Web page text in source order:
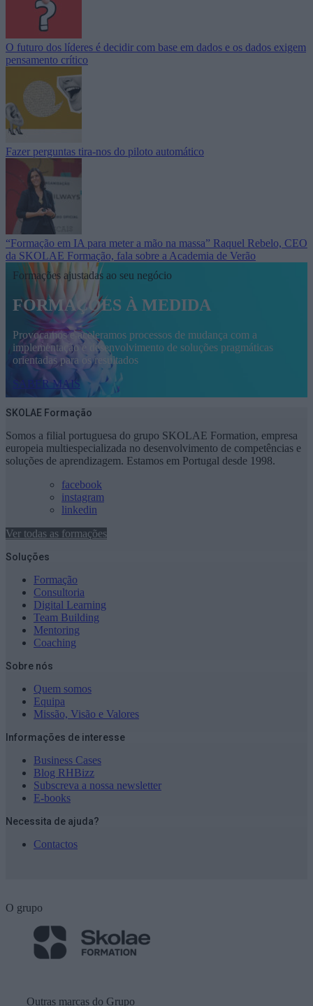
O futuro dos líderes é decidir com base em dados e os dados exigem
pensamento crítico
Fazer perguntas tira-nos do piloto automático
“Formação em IA para meter a mão na massa” Raquel Rebelo, CEO
da SKOLAE Formação, fala sobre a Academia de Verão
Formações ajustadas ao seu negócio
FORMAÇÕES À MEDIDA
Provocamos e aceleramos processos de mudança com a
implementação e desenvolvimento de soluções pragmáticas
orientadas para os resultados
SABER MAIS
SKOLAE Formação
Somos a filial portuguesa do grupo SKOLAE Formation, empresa
europeia multiespecializada no desenvolvimento de competências e
soluções de aprendizagem. Estamos em Portugal desde 1998.
facebook
instagram
linkedin
Ver todas as formações
Soluções
Formação
Consultoria
Digital Learning
Team Building
Mentoring
Coaching
Sobre nós
Quem somos
Equipa
Missão, Visão e Valores
Informações de interesse
Business Cases
Blog RHBizz
Subscreva a nossa newsletter
E-books
Necessita de ajuda?
Contactos
O grupo
Outras marcas do Grupo